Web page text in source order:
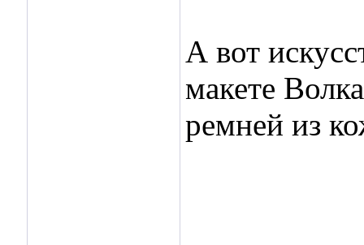
А вот
макете
ремней из